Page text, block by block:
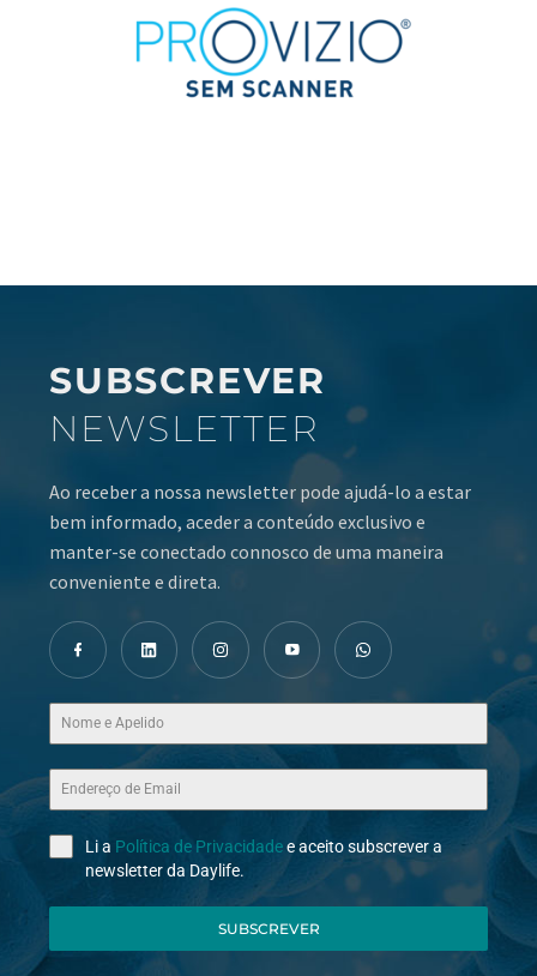
SUBSCREVER
NEWSLETTER
Ao receber a nossa newsletter pode ajudá-lo a estar
bem informado, aceder a conteúdo exclusivo e
manter-se conectado connosco de uma maneira
conveniente e direta.
Li a Política de Privacidadee aceito subscrever a
newsletter da Daylife.
SUBSCREVER